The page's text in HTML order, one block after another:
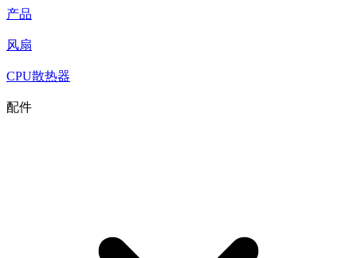
产品
风扇
CPU散热器
配件